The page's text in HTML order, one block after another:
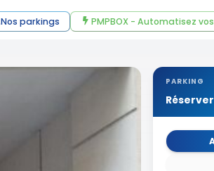
Nos parkings PMPBOX - Automatisez
PARKING